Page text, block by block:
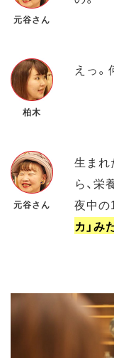
元谷さん
柏木
えっ
元谷さん
生まれ
ら、栄
夜中の
カ」